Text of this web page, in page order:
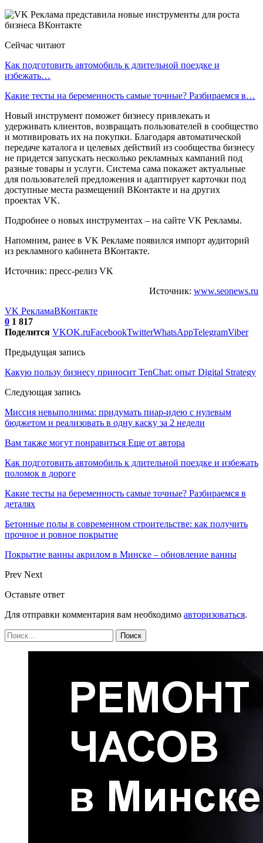
Сейчас читают
Как подготовить автомобиль к длительной поездке и
избежать…
Какие тесты на беременность самые точные? Разбираемся в…
Новый инструмент поможет бизнесу привлекать и
удерживать клиентов, возвращать пользователей в сообщество
и мотивировать их на покупки. Благодаря автоматической
передаче каталога и целевых действий из сообщества бизнесу
не придется запускать несколько рекламных кампаний под
разные товары и услуги. Система сама покажет актуальные
для пользователей предложения и адаптирует карточки под
доступные места размещений ВКонтакте и на других
проектах VK.
Подробнее о новых инструментах – на сайте VK Рекламы.
Напомним, ранее в VK Рекламе появился импорт аудиторий
из рекламного кабинета ВКонтакте.
Источник: пресс-релиз VK
Источник: www.seonews.ru
VK РекламаВКонтакте
0 1 817
Поделится VKOK.ruFacebookTwitterWhatsAppTelegramViber
Предыдущая запись
Какую пользу бизнесу приносит TenChat: опыт Digital Strategy
Следующая запись
Миссия невыполнима: придумать пиар-идею с нулевым
бюджетом и реализовать в одну каску за 2 недели
Вам также могут понравиться Еще от автора
Как подготовить автомобиль к длительной поездке и избежать
поломок в дороге
Какие тесты на беременность самые точные? Разбираемся в
деталях
Бетонные полы в современном строительстве: как получить
прочное и ровное покрытие
Покрытие ванны акрилом в Минске – обновление ванны
Prev Next
Оставьте ответ
Для отправки комментария вам необходимо авторизоваться.